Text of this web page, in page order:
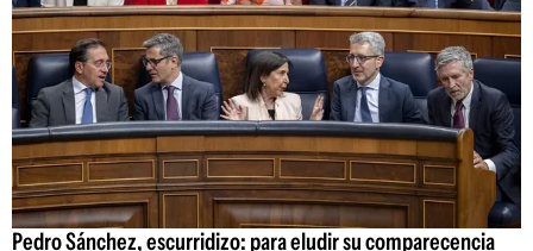
Pedro Sánchez, escurridizo: para eludir su comparecencia